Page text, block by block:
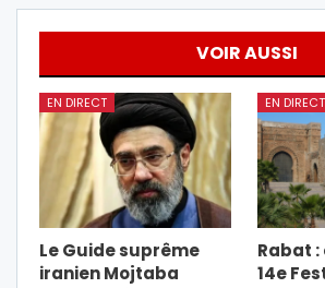
VOIR AUSSI
EN DIRECT
Le Guide suprême
iranien Mojtaba
EN DIRECT
Rabat
14e